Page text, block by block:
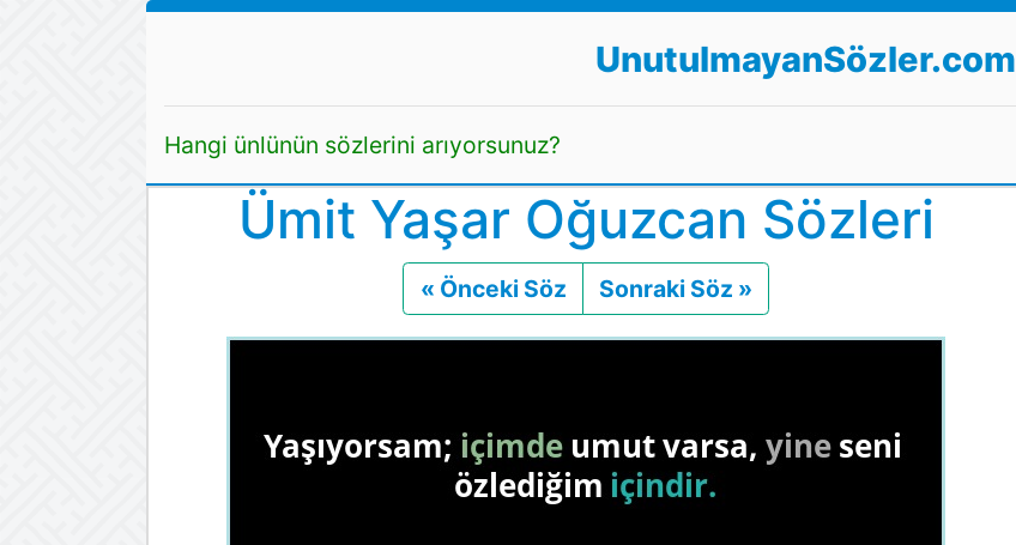
UnutulmayanSözler.com
Hangi ünlünün sözlerini arıyorsunuz?
Ümit Yaşar Oğuzcan Sözleri
« Önceki Söz Önceki
Sonraki Söz »